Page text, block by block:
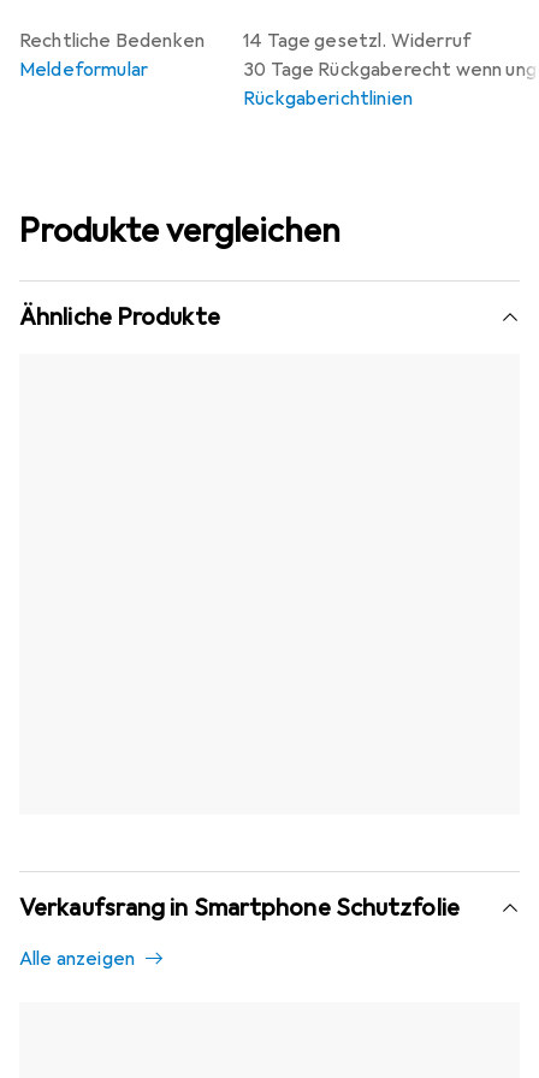
14 Tage gesetzl. Widerruf
30 Tage Rückgaberecht wenn
Rückgaberichtlinien
Rechtliche Bedenken
Meldeformular
Produkte vergleichen
Ähnliche Produkte
Verkaufsrang in Smartphone Schutzfolie
Alle anzeigen